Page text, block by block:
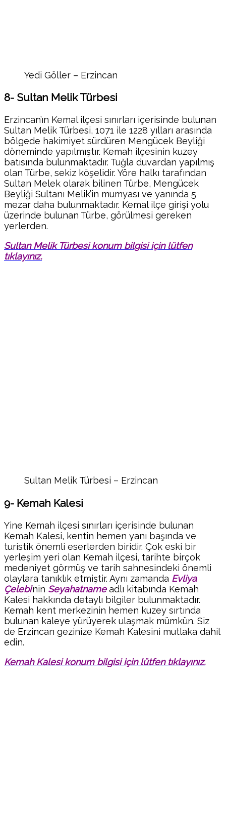
Yedi Göller – Erzincan
8- Sultan Melik Türbesi
Erzincan’ın Kemal ilçesi sınırları içerisinde bulunan
Sultan Melik Türbesi, 1071 ile 1228 yılları arasında
bölgede hakimiyet sürdüren Mengücek Beyliği
döneminde yapılmıştır. Kemah ilçesinin kuzey
batısında bulunmaktadır. Tuğla duvardan yapılmış
olan Türbe, sekiz köşelidir. Yöre halkı tarafından
Sultan Melek olarak bilinen Türbe, Mengücek
Beyliği Sultanı Melik’in mumyası ve yanında 5
mezar daha bulunmaktadır. Kemal ilçe girişi yolu
üzerinde bulunan Türbe, görülmesi gereken
yerlerden.
Sultan Melik Türbesi konum bilgisi için lütfen
tıklayınız.
Sultan Melik Türbesi – Erzincan
9- Kemah Kalesi
Yine Kemah ilçesi sınırları içerisinde bulunan
Kemah Kalesi, kentin hemen yanı başında ve
turistik önemli eserlerden biridir. Çok eski bir
yerleşim yeri olan Kemah ilçesi, tarihte birçok
medeniyet görmüş ve tarih sahnesindeki önemli
olaylara tanıklık etmiştir. Aynı zamanda Evliya
Çelebi’nin Seyahatnameadlı kitabında Kemah
Kalesi hakkında detaylı bilgiler bulunmaktadır.
Kemah kent merkezinin hemen kuzey sırtında
bulunan kaleye yürüyerek ulaşmak mümkün. Siz
de Erzincan gezinize Kemah Kalesini mutlaka dahil
edin.
Kemah Kalesi konum bilgisi için lütfen tıklayınız.